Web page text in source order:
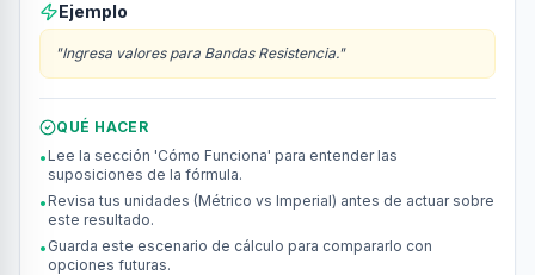
Ejemplo
"Ingresa valores para Bandas Resistencia."
QUÉ HACER
• Lee la sección 'Cómo Funciona' para entender las
suposiciones de la fórmula.
• Revisa tus unidades (Métrico vs Imperial) antes de actuar sobre
este resultado.
• Guarda este escenario de cálculo para compararlo con
opciones futuras.